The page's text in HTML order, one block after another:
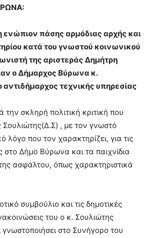
πάσης αρμόδιας αρχής και
κατά του γνωστού κοινωνικού
της αριστεράς Δημήτρη
ο Δήμαρχος Βύρωνα κ.
τεχνικής υπηρεσίας
σκληρή πολιτική κριτική που
Σουλιώτης(Δ.Σ) , με τον γνωστό
λόγο που τον χαρακτηρίζει, για τις
στο Δήμο Βύρωνα και τα παιχνίδια
ασφάλτου, όπως χαρακτηριστικά
συμβούλιο και τις δημοτικές
του ο κ. Σουλιώτης
γνωστοποιήσει στο Συνήγορο του